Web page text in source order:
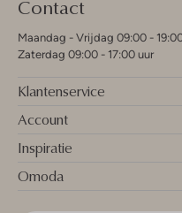
Contact
Maandag - Vrijdag 09:00 -
Zaterdag 09:00 - 17:00 uur
Klantenservice
Account
Inspiratie
Omoda